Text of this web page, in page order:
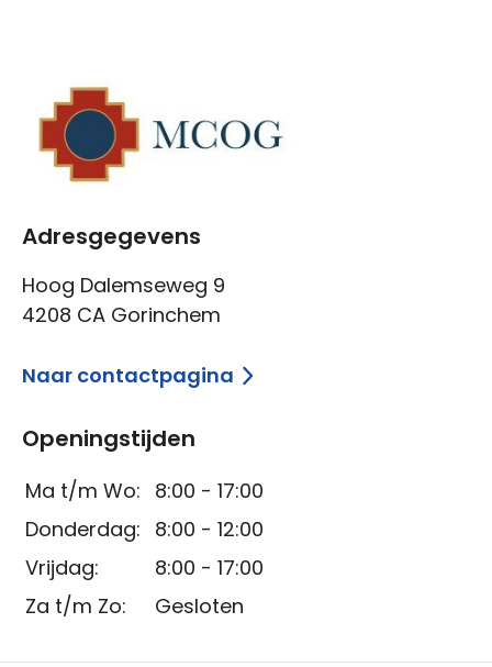
Adresgegevens
Hoog Dalemseweg 9
4208 CA Gorinchem
Naar contactpagina
Openingstijden
Ma t/m Wo: 8:00 - 17:00
Donderdag: 8:00 - 12:00
Vrijdag:
8:00 - 17:00
Za t/m Zo:
Gesloten